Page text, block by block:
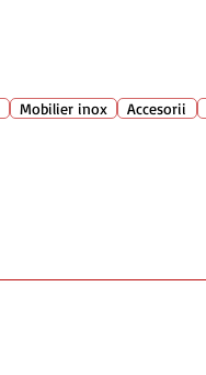
Mobilier inox Accesorii